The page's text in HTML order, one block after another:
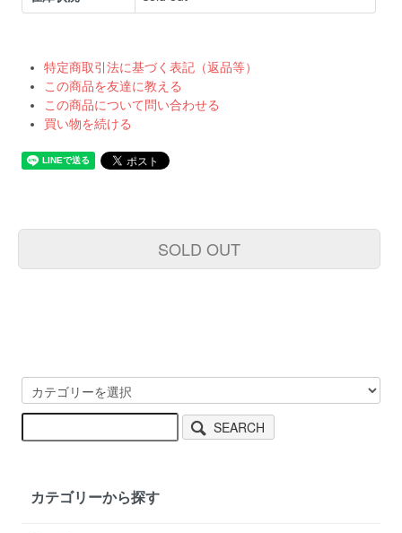
特定商取引法に基づく表記（返品等）
この商品を友達に教える
この商品について問い合わせる
買い物を続ける
SOLD OUT
SEARCH
カテゴリーから探す